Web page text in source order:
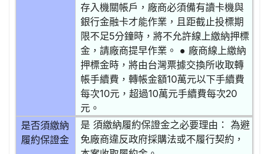
存入機關帳戶，廠商必須備有讀卡機與
銀行金融卡才能作業，且距截止投標期
限不足5分鐘時，將不允許線上繳納押標
金，請廠商提早作業。 ● 廠商線上繳納
押標金時，將由台灣票據交換所收取轉
帳手續費，轉帳金額10萬元以下手續費
每次10元，超過10萬元手續費每次20
元。
是否須繳納
履約保證金
是 須繳納履約保證金之必要理由： 為避
免廠商違反政府採購法或不履行契約，